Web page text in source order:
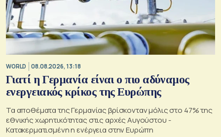
WORLD 08.08.2026, 13:18
Γιατί η Γερμανία είναι ο πιο αδύναμος
ενεργειακός κρίκος της Ευρώπης
Τα αποθέματα της Γερμανίας βρίσκονταν μόλις στο 47% της
εθνικής χωρητικότητας στις αρχές Αυγούστου -
Κατακερματισμένη η ενέργεια στην Ευρώπη